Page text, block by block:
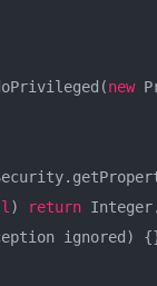
new
) return
ignored)